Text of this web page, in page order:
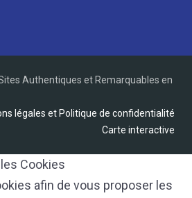
Authentiques et Remarquables en
légales et Politique de confidentialité
Carte interactive
Cookies
afin de vous proposer les